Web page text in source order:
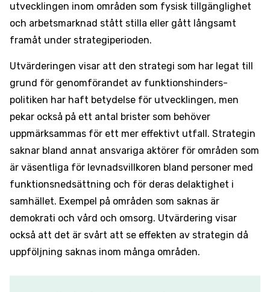
utvecklingen inom områden som fysisk tillgänglighet
och arbetsmarknad stått stilla eller gått långsamt
framåt under strategiperioden.
Utvärderingen visar att den strategi som har legat till
grund för genomförandet av funktionshinders­
politiken har haft betydelse för utvecklingen, men
pekar också på ett antal brister som behöver
uppmärksammas för ett mer effektivt utfall. Strategin
saknar bland annat ansvariga aktörer för områden som
är väsentliga för levnadsvillkoren bland personer med
funktions­nedsättning och för deras delaktighet i
samhället. Exempel på områden som saknas är
demokrati och vård och omsorg. Utvärdering visar
också att det är svårt att se effekten av strategin då
uppföljning saknas inom många områden.